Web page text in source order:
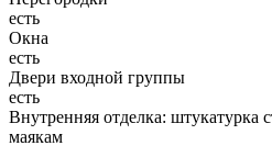
есть
Окна
есть
Двери входной группы
есть
Внутренняя отделка: штукатурка
маякам